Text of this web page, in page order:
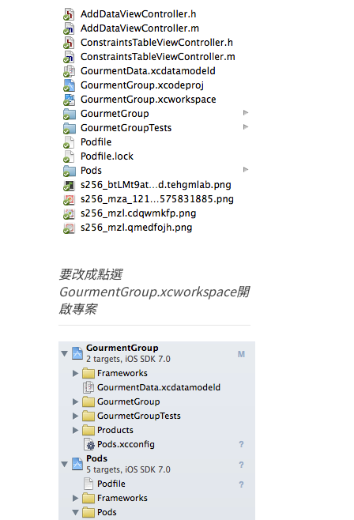
要改成點選
GourmentGroup.xcworkspace開
啟專案